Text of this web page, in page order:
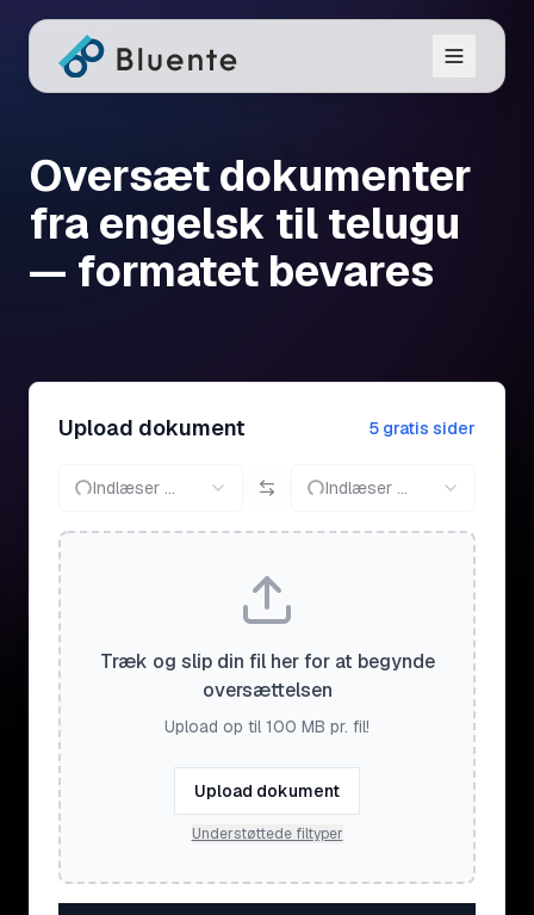
Oversæt dokumenter
fra engelsk til telugu
— formatet bevares
Upload dokument 5 gratis sider
Indlæser ... Indlæser ...
Træk og slip din fil her for at begynde
oversættelsen
Upload op til 100 MB pr. fil!
Upload dokument
Understøttede filtyper